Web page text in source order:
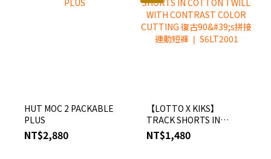
HUT MOC 2 PACKABLE
PLUS
NT$2,880
【LOTTO X KIKS】
TRACK SHORTS IN
COTTON TWILL WITH
CONTRAST COLOR
NT$1,480